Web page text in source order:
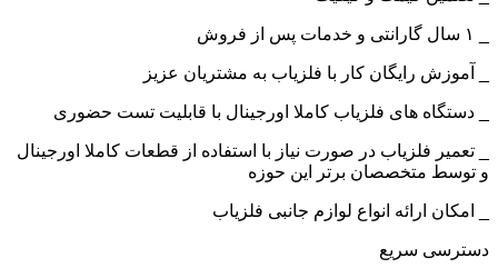
_ آموزش رایگان کار با فلزیاب به مشتریان عزیز
_ دستگاه های فلزیاب کاملا اورجینال با قابلیت تست حضوری
_ تعمیر فلزیاب در صورت نیاز با استفاده از قطعات کاملا اورجینال
و توسط متخصصان برتر این حوزه
_ امکان ارائه انواع لوازم جانبی فلزیاب
دسترسی سریع